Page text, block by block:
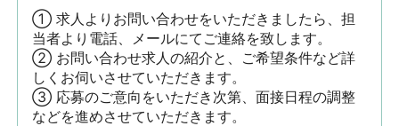
① 求人よりお問い合わせをいただきましたら、担
当者より電話、メールにてご連絡を致します。
② お問い合わせ求人の紹介と、ご希望条件など詳
しくお伺いさせていただきます。
③ 応募のご意向をいただき次第、面接日程の調整
などを進めさせていただきます。